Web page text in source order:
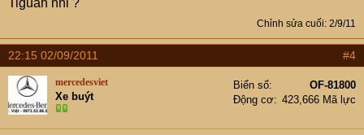
Tiguan nhỉ ?
Chỉnh sửa cuối: 2/9/11
22:15 02/09/2011 #4
mercedesviet
Xe buýt
Biển số
OF-81800
Động cơ
423,666 Mã lực